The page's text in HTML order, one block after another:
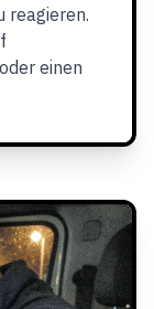
reagieren.
einen